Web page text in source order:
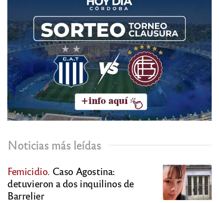
Noticias más leídas
Femicidio. Caso Agostina:
detuvieron a dos inquilinos de
Barrelier